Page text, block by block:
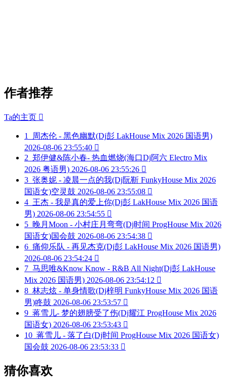
作者推荐
Ta的主页 
1
周杰伦 - 黑色幽默(Dj彭 LakHouse Mix 2026 国语男)
2026-08-06 23:55:40 
2 郑伊健&陈小春- 热血燃烧(海口Dj阿六 Electro Mix
2026 粤语男) 2026-08-06 23:55:26 
3 张奥妮 - 凌晨一点的我(Dj阮靳 FunkyHouse Mix 2026
国语女)空灵鼓 2026-08-06 23:55:08 
4 王杰 - 我是真的爱上你(Dj彭 LakHouse Mix 2026 国语
男) 2026-08-06 23:54:55 
5 晚月Moon - 小村庄月弯弯(Dj时间 ProgHouse Mix 2026
国语女)国会鼓 2026-08-06 23:54:38 
6 痛仰乐队 - 再见杰克(Dj彭 LakHouse Mix 2026 国语男)
2026-08-06 23:54:24 
7 马思唯&Know Know - R&B All Night(Dj彭 LakHouse
Mix 2026 国语男) 2026-08-06 23:54:12 
8 林志炫 - 单身情歌(Dj梓明 FunkyHouse Mix 2026 国语
男)咚鼓 2026-08-06 23:53:57 
9 蒋雪儿- 梦的翅膀受了伤(Dj耀江 ProgHouse Mix 2026
国语女) 2026-08-06 23:53:43 
10 蒋雪儿 - 落了白(Dj时间 ProgHouse Mix 2026 国语女)
国会鼓 2026-08-06 23:53:33 
猜你喜欢